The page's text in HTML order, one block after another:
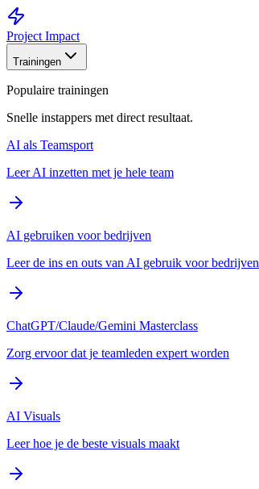
Project Impact
Trainingen
Populaire trainingen
Snelle instappers met direct resultaat.
AI als Teamsport
Leer AI inzetten met je hele team
AI gebruiken voor bedrijven
Leer de ins en outs van AI gebruik voor bedrijven
ChatGPT/Claude/Gemini Masterclass
Zorg ervoor dat je teamleden expert worden
AI Visuals
Leer hoe je de beste visuals maakt